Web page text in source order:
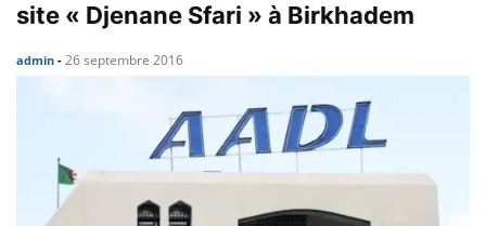
site « Djenane Sfari » à Birkhadem
admin - 26 septembre 2016